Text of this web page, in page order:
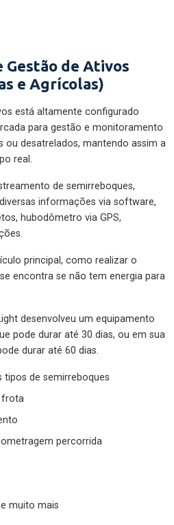
Gestão de Ativos
e Agrícolas)
está altamente configurado
para gestão e monitoramento
ou desatrelados, mantendo assim a
real.
de semirreboques,
informações via software,
hubodômetro via GPS,
principal, como realizar o
encontra se não tem energia para
desenvolveu um equipamento
pode durar até 30 dias, ou em sua
durar até 60 dias.
de semirreboques
frota
percorrida
muito mais